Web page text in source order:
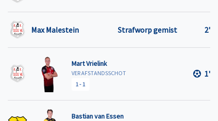
Max Malestein Strafworp gemist 2'
Mart Vrielink
VER AFSTANDSSCHOT
1- 1
1'
Bastian van Essen